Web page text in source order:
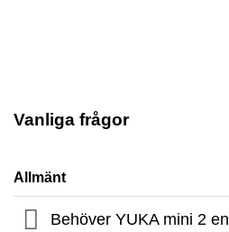
Vanliga frågor
Allmänt
Behöver YUKA mini 2 en